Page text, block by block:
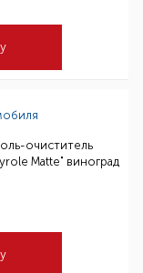
очиститель
Matte" виноград